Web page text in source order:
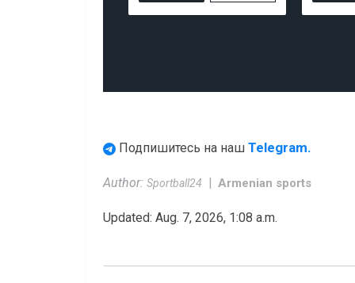
Подпишитесь на наш Telegram.
Author: Sportball24 Armenian sports
Updated: Aug. 7, 2026, 1:08 a.m.